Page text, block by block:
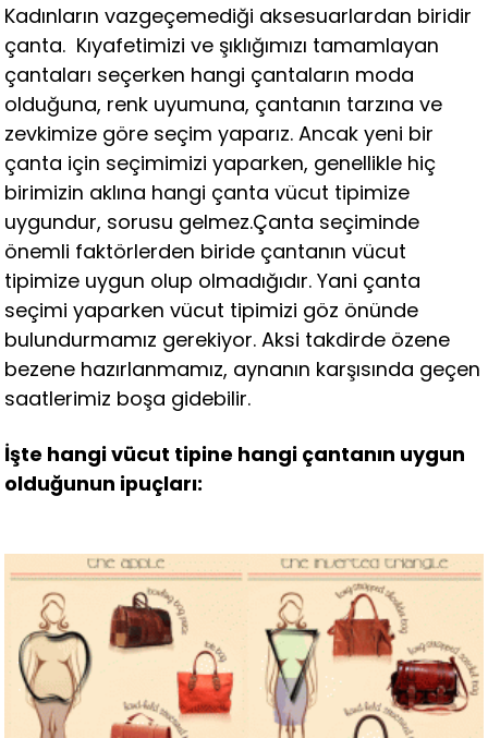
Kadınların vazgeçemediği aksesuarlardan biridir
çanta. Kıyafetimizi ve şıklığımızı tamamlayan
çantaları seçerken hangi çantaların moda
olduğuna, renk uyumuna, çantanın tarzına ve
zevkimize göre seçim yaparız. Ancak yeni bir
çanta için seçimimizi yaparken, genellikle hiç
birimizin aklına hangi çanta vücut tipimize
uygundur, sorusu gelmez.Çanta seçiminde
önemli faktörlerden biride çantanın vücut
tipimize uygun olup olmadığıdır. Yani çanta
seçimi yaparken vücut tipimizi göz önünde
bulundurmamız gerekiyor. Aksi takdirde özene
bezene hazırlanmamız, aynanın karşısında geçen
saatlerimiz boşa gidebilir.
İşte hangi vücut tipine hangi çantanın uygun
olduğunun ipuçları: